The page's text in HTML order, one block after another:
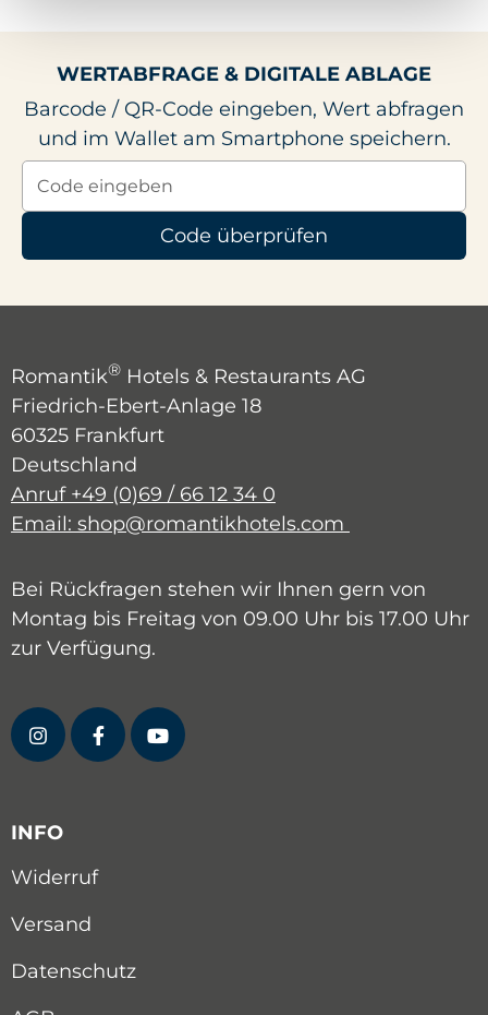
WERTABFRAGE & DIGITALE ABLAGE
Barcode / QR-Code eingeben, Wert abfragen
und im Wallet am Smartphone speichern.
Code überprüfen
Romantik® Hotels & Restaurants AG
Friedrich-Ebert-Anlage 18
60325 Frankfurt
Deutschland
Anruf +49 (0)69 / 66 12 34 0
Email: shop@romantikhotels.com
Bei Rückfragen stehen wir Ihnen gern von
Montag bis Freitag von 09.00 Uhr bis 17.00 Uhr
zur Verfügung.
INFO
Widerruf
Versand
Datenschutz